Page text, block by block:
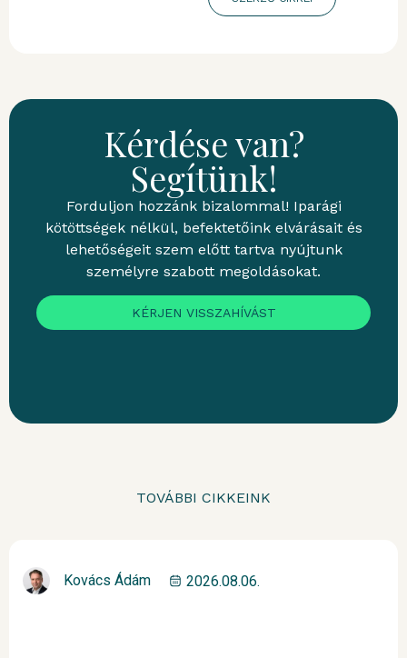
Kérdése van?
Segítünk!
Forduljon hozzánk bizalommal! Iparági
kötöttségek nélkül, befektetőink elvárásait és
lehetőségeit szem előtt tartva nyújtunk
személyre szabott megoldásokat.
KÉRJEN VISSZAHÍVÁST
TOVÁBBI CIKKEINK
Kovács Ádám 2026.08.06.